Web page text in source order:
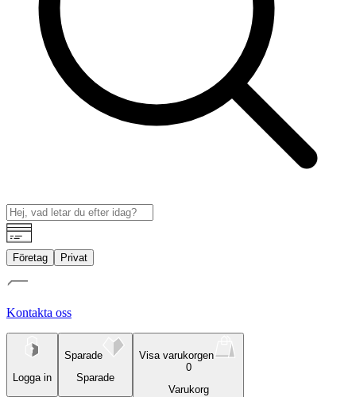
Företag Privat
Kontakta oss
Logga in
Sparade
Sparade
Visa varukorgen
0
Varukorg